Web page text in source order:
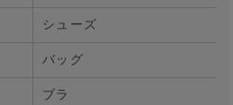
シューズ
バッグ
ブラ